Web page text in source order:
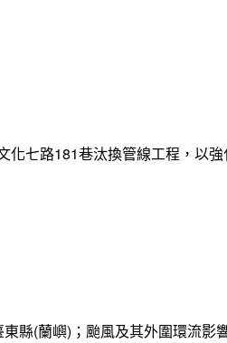
七路181巷汰換管線工程，以
縣(蘭嶼)；颱風及其外圍環流